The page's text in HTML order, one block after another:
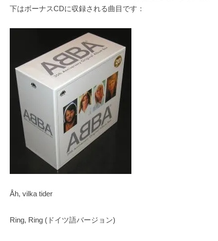
s
i
a
m
a
ン
下はボーナスCDに収録される曲目です：
Åh, vilka tider
Ring, Ring (ドイツ語バージョン)